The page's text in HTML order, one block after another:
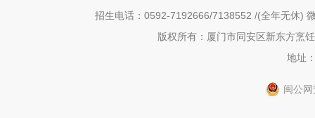
招生电话：0592-7192666/7138552 /(全年无休)
版权所有：厦门市同安区新东方烹
地址
闽公